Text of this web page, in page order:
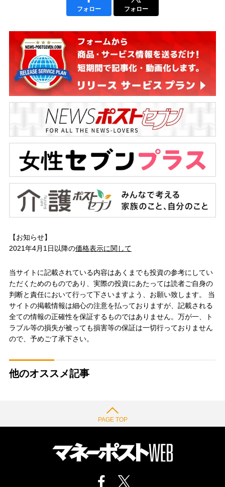
フォロー フォロー
【お知らせ】
2021年4月1日以降の価格表示に関して
当サイトに記載されている内容はあくまでも投資の参考にしてい
ただくためのものであり、実際の投資にあたっては読者ご自身の
判断と責任において行って下さいますよう、お願い致します。 当
サイトの掲載情報は細心の注意を払っておりますが、記載される
全ての情報の正確性を保証するものではありません。万が一、ト
ラブル等の損失が被っても損害等の保証は一切行っておりません
ので、予めご了承下さい。
他のオススメ記事
PAGE TOP